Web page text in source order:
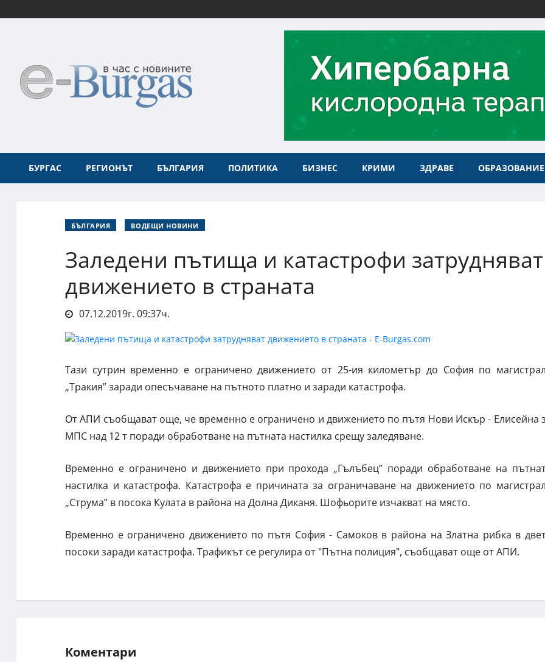
БУРГАС РЕГИОНЪТ БЪЛГАРИЯ ПОЛИТИКА БИЗНЕС КРИМИ ЗДРАВЕ ОБРАЗОВАНИЕ
БЪЛГАРИЯ ВОДЕЩИ НОВИНИ
Заледени пътища и катастрофи затрудняват
движението в страната
07.12.2019г. 09:37ч.
Тази сутрин временно е ограничено движението от 25-ия километър до София по
„Тракия” заради опесъчаване на пътното платно и заради катастрофа.
От АПИ съобщават още, че временно е ограничено и движението по пътя Нови Искър - Елисейна
МПС над 12 т поради обработване на пътната настилка срещу заледяване.
Временно е ограничено и движението при прохода „Гълъбец” поради обработване на
настилка и катастрофа. Катастрофа е причината за ограничаване на движението по
„Струма” в посока Кулата в района на Долна Диканя. Шофьорите изчакват на място.
Временно е ограничено движението по пътя София - Самоков в района на Златна рибка в
посоки заради катастрофа. Трафикът се регулира от "Пътна полиция", съобщават още от АПИ.
Коментари